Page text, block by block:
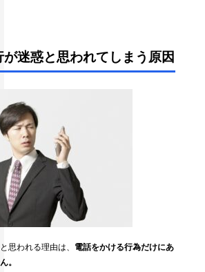
迷惑と思われてしまう原因
思われる理由は、
電話をかける行為だけにあ
。